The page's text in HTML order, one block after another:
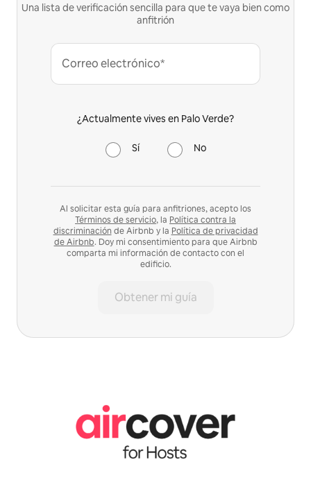
Una lista de verificación sencilla para que te vaya bien como
anfitrión
Correo electrónico*
¿Actualmente vives en Palo Verde?
Sí No
Al solicitar esta guía para anfitriones, acepto los
Términos de servicio, la Política contra la
discriminación de Airbnb y la Política de privacidad
de Airbnb. Doy mi consentimiento para que Airbnb
comparta mi información de contacto con el
edificio.
Obtener mi guía